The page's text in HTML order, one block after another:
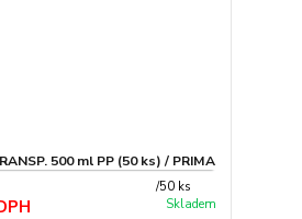
500 ml PP (50 ks) / PRIMA
/50 ks
Skladem